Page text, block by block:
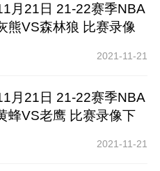
月21日 21-22赛季NBA
熊VS森林狼 比赛录像
2021-11-21
月21日 21-22赛季NBA
蜂VS老鹰 比赛录像下
2021-11-21